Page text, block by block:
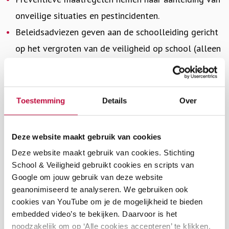
Toestemming Details Over
Deze website maakt gebruik van cookies
Deze website maakt gebruik van cookies. Stichting
School & Veiligheid gebruikt cookies en scripts van
Google om jouw gebruik van deze website
geanonimiseerd te analyseren. We gebruiken ook
cookies van YouTube om je de mogelijkheid te bieden
embedded video’s te bekijken. Daarvoor is het
noodzakelijk om op ‘Alle cookies accepteren’ te klikken.
onveilige situaties en pestincidenten.
Beleidsadviezen geven aan de schoolleiding gericht
op het vergroten van de veiligheid op school (alleen
van toepassing als de taak van het coördineren van
het anti-pestbeleid niet door een leidinggevende
wordt uitgevoerd).
team. Zo zorg je voor gevoel van
verantwoordelijkheid en eigenaarschap, waardoor
teamleden meer geneigd zijn om het beleid te
ondersteunen en uit te voeren.